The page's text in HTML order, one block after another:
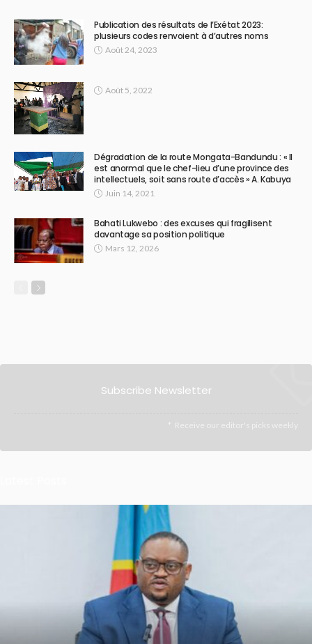
Publication des résultats de l’Exétat 2023:
plusieurs codes renvoient à d’autres noms
Août 24, 2023
Août 5, 2022
Dégradation de la route Mongata-Bandundu : « Il
est anormal que le chef-lieu d’une province des
intellectuels, soit sans route d’accès » A. Kabuya
Juin 14, 2021
Bahati Lukwebo : des excuses qui fragilisent
davantage sa position politique
Mars 12, 2026
Subscribe Newsletter
Receive our editor's picks weekly